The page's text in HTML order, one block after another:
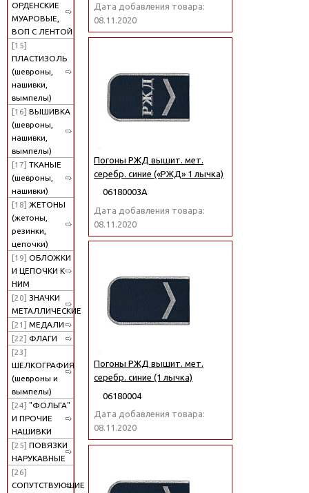
ОРДЕНСКИЕ
МУАРОВЫЕ,
ВОП С ЛЕНТОЙ
[15]
ПЛАСТИЗОЛЬ
(шевроны,
нашивки,
вымпелы)
[16] ВЫШИВКА
(шевроны,
нашивки,
вымпелы)
[17] ТКАНЫЕ
(шевроны,
нашивки)
[18] ЖЕТОНЫ
(жетоны,
резинки,
цепочки)
[19] ОБЛОЖКИ
И ЦЕПОЧКИ К
НИМ
[20] ЗНАЧКИ
МЕТАЛЛИЧЕСКИЕ
[21] МЕДАЛИ
[22] ФЛАГИ
[23]
ШЕЛКОГРАФИЯ
(шевроны и
вымпелы)
[24] "ФОЛЬГА"
И ПРОЧИЕ
НАШИВКИ
[25] ПОВЯЗКИ
НАРУКАВНЫЕ
[26]
СОПУТСТВУЮЩИЕ
Дата добавления товара:
08.11.2020
Погоны РЖД вышит. мет.
серебр. синие («РЖД» 1 лычка)
06180003А
Дата добавления товара:
08.11.2020
Погоны РЖД вышит. мет.
серебр. синие (1 лычка)
06180004
Дата добавления товара:
08.11.2020